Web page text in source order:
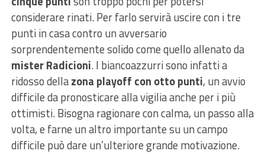
considerare rinati. Per farlo servirà uscire con i tre
punti in casa contro un avversario
sorprendentemente solido come quello allenato da
mister Radicioni. I biancoazzurri sono infatti a
ridosso dellazona playoff con otto punti, un avvio
difficile da pronosticare alla vigilia anche per i più
ottimisti. Bisogna ragionare con calma, un passo alla
volta, e farne un altro importante su un campo
difficile può dare un’ulteriore grande motivazione.